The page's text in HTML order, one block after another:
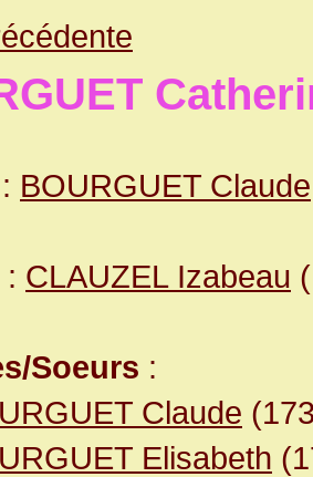
: BOURGUET Claude
: CLAUZEL Izabeau
Soeurs :
Claude
Elisabeth